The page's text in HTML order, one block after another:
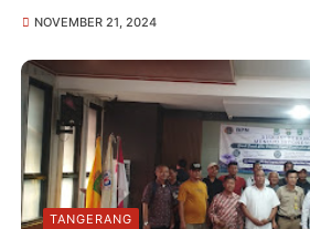
NOVEMBER 21, 2024
TANGERANG